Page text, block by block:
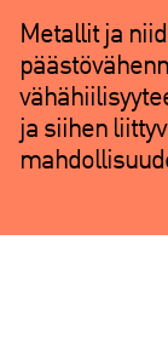
Metallit ja
ja siihen